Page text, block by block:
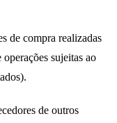
de compra realizadas
sujeitas ao
de outros